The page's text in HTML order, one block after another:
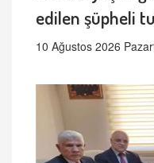
edilen şüpheli
10 Ağustos 2026